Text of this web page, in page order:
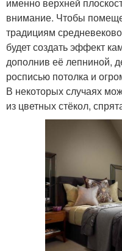
внимание. Чтобы
традициям
будет создать эффект
дополнив её лепниной,
росписью потолка и
В некоторых случаях
из цветных стёкол,